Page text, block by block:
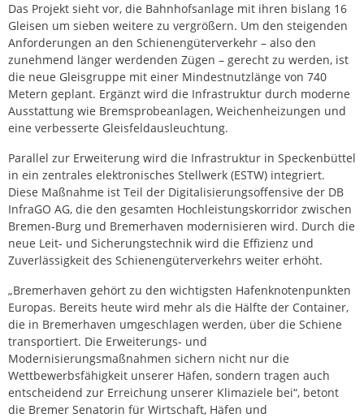
Das Projekt sieht vor, die Bahnhofsanlage mit ihren bislang 16
Gleisen um sieben weitere zu vergrößern. Um den steigenden
Anforderungen an den Schienengüterverkehr – also den
zunehmend länger werdenden Zügen – gerecht zu werden, ist
die neue Gleisgruppe mit einer Mindestnutzlänge von 740
Metern geplant. Ergänzt wird die Infrastruktur durch moderne
Ausstattung wie Bremsprobeanlagen, Weichenheizungen und
eine verbesserte Gleisfeldausleuchtung.
Parallel zur Erweiterung wird die Infrastruktur in Speckenbüttel
in ein zentrales elektronisches Stellwerk (ESTW) integriert.
Diese Maßnahme ist Teil der Digitalisierungsoffensive der DB
InfraGO AG, die den gesamten Hochleistungskorridor zwischen
Bremen-Burg und Bremerhaven modernisieren wird. Durch die
neue Leit- und Sicherungstechnik wird die Effizienz und
Zuverlässigkeit des Schienengüterverkehrs weiter erhöht.
„Bremerhaven gehört zu den wichtigsten Hafenknotenpunkten
Europas. Bereits heute wird mehr als die Hälfte der Container,
die in Bremerhaven umgeschlagen werden, über die Schiene
transportiert. Die Erweiterungs- und
Modernisierungsmaßnahmen sichern nicht nur die
Wettbewerbsfähigkeit unserer Häfen, sondern tragen auch
entscheidend zur Erreichung unserer Klimaziele bei“, betont
die Bremer Senatorin für Wirtschaft, Häfen und